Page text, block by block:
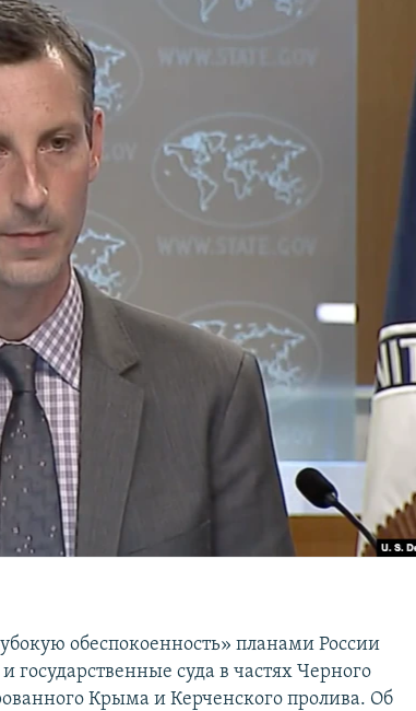
обеспокоенность» планами России
государственные суда в частях Черного
Крыма и Керченского пролива. Об